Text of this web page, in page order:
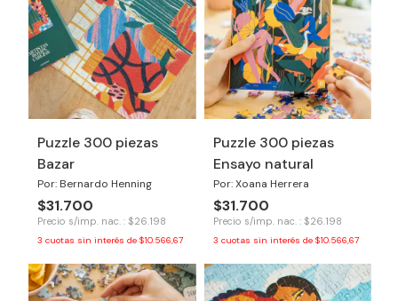
Puzzle 300 piezas
Bazar
Por: Bernardo Henning
$31.700
Precio s/imp. nac. : $26.198
3 cuotas sin interés de $10.566,67
Puzzle 300 piezas
Ensayo natural
Por: Xoana Herrera
$31.700
Precio s/imp. nac. : $26.198
3 cuotas sin interés de $10.566,67